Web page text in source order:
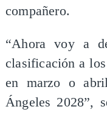
compañero.
“Ahora voy a
clasificación a
en marzo o
Ángeles 2028”,